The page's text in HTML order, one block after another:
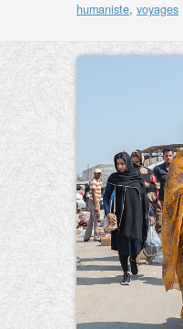
humaniste, voyages